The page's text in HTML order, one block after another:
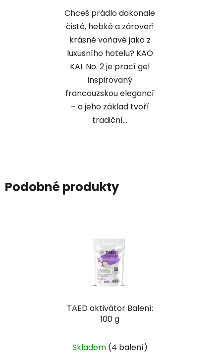
Chceš prádlo dokonale
čisté, hebké a zároveň
krásně voňavé jako z
luxusního hotelu? KAO
KAI. No. 2 je prací gel
inspirovaný
francouzskou elegancí
– a jeho základ tvoří
tradiční...
Podobné produkty
TAED aktivátor Balení:
100 g
Skladem (4 balení)